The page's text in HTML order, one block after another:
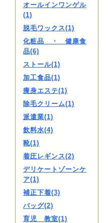
オールインワンゲル
(1)
脱毛ワックス(1)
化粧品 ・ 健康食
品(6)
ストール(1)
加工食品(1)
痩身エステ(1)
除毛クリーム(1)
派遣業(1)
飲料水(4)
靴(1)
着圧レギンス(2)
デリケートゾーンケ
ア(1)
補正下着(3)
バッグ(2)
育児 教室(1)